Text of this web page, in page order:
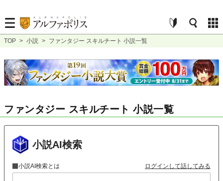
TOP > 小説 > ファンタジー スキルチート 小説一覧
ファンタジー スキルチート 小説一覧
小説AI検索
小説AI検索とは ログインして話してみる